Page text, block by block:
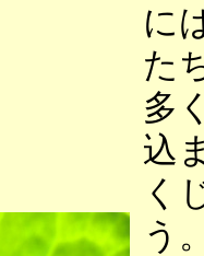
に
た
多
込
く
う